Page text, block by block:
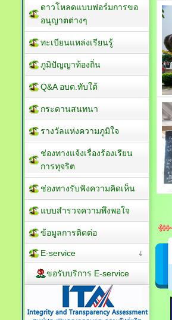
ดาวโหลดแบบฟอร์มการขอ
อนุญาตต่างๆ
ทะเบียนแหล่งเรียนรู้
ภูมิปัญญาท้องถิ่น
Q&A อบต.ทับใต้
กระดานสนทนา
รางวัลแห่งความภูมิใจ
ช่องทางแจ้งเรื่องร้องเรียน
การทุจริต
ช่องทางรับฟังความคิดเห็น
แบบสำรวจความพึงพอใจ
ข้อมูลการติดต่อ
E-service
ขอรับบริการ E-service